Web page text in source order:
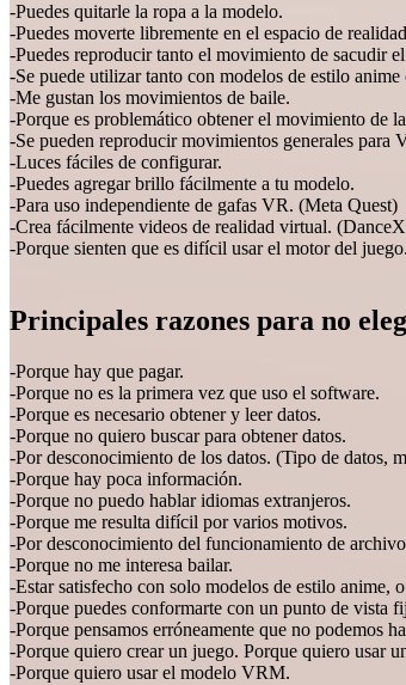
-Puedes quitarle la ropa a la modelo.
-Puedes moverte libremente en el espacio de
-Puedes reproducir tanto el movimiento de sacudir
-Se puede utilizar tanto con modelos de estilo
-Me gustan los movimientos de baile.
-Porque es problemático obtener el movimiento de
-Se pueden reproducir movimientos generales
-Luces fáciles de configurar.
-Puedes agregar brillo fácilmente a tu modelo.
-Para uso independiente de gafas VR. (Meta Quest)
-Crea fácilmente videos de realidad virtual.
-Porque sienten que es difícil usar el motor del juego.
Principales razones para no
-Porque hay que pagar.
-Porque no es la primera vez que uso el software.
-Porque es necesario obtener y leer datos.
-Porque no quiero buscar para obtener datos.
-Por desconocimiento de los datos. (Tipo de datos,
-Porque hay poca información.
-Porque no puedo hablar idiomas extranjeros.
-Porque me resulta difícil por varios motivos.
-Por desconocimiento del funcionamiento de
-Porque no me interesa bailar.
-Estar satisfecho con solo modelos de estilo anime,
-Porque puedes conformarte con un punto de vista
-Porque pensamos erróneamente que no podemos
-Porque quiero crear un juego. Porque quiero usar
-Porque quiero usar el modelo VRM.